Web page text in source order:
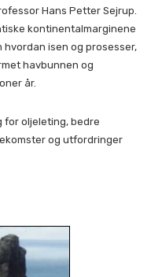
Hans Petter Sejrup.
kontinentalmarginene
hvordan isen og prosesser,
havbunnen og
år.
for oljeleting, bedre
og utfordringer